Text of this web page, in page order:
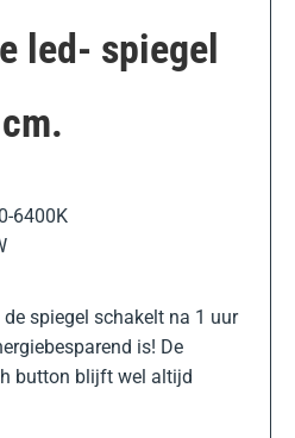
led- spiegel
6400K
spiegel schakelt na 1 uur
is! De
button blijft wel altijd